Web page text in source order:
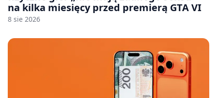
na kilka miesięcy przed premierą GTA VI
8 sie 2026